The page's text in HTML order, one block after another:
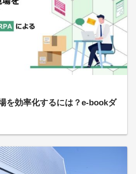
を効率化するには？e-bookダ